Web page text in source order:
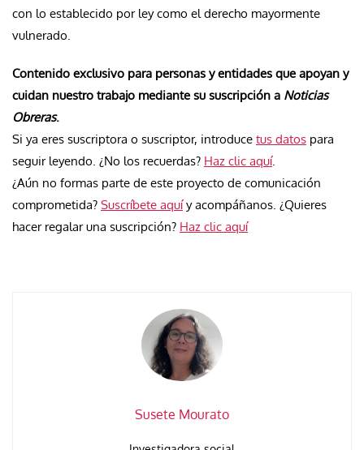
con lo establecido por ley como el derecho mayormente
vulnerado.
Contenido exclusivo para personas y entidades que apoyan y
cuidan nuestro trabajo mediante su suscripción a Noticias
Obreras.
Si ya eres suscriptora o suscriptor, introduce tus datos para
seguir leyendo. ¿No los recuerdas? Haz clic aquí.
¿Aún no formas parte de este proyecto de comunicación
comprometida? Suscríbete aquíy acompáñanos. ¿Quieres
hacer regalar una suscripción? Haz clic aquí
Susete Mourato